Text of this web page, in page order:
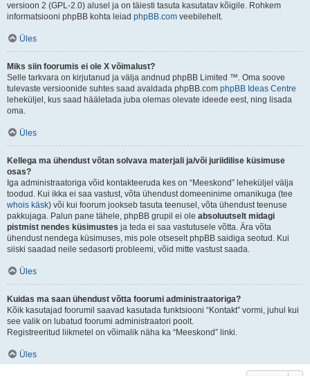
versioon 2 (GPL-2.0) alusel ja on täiesti tasuta kasutatav kõigile. Rohkem
informatsiooni phpBB kohta leiad phpBB.com veebilehelt.
Üles
Miks siin foorumis ei ole X võimalust?
Selle tarkvara on kirjutanud ja välja andnud phpBB Limited ™. Oma soove
tulevaste versioonide suhtes saad avaldada phpBB.com phpBB Ideas Centre
leheküljel, kus saad hääletada juba olemas olevate ideede eest, ning lisada
oma.
Üles
Kellega ma ühendust võtan solvava materjali ja/või juriidilise küsimuse
osas?
Iga administraatoriga võid kontakteeruda kes on “Meeskond” leheküljel välja
toodud. Kui ikka ei saa vastust, võta ühendust domeeninime omanikuga (tee
whois käsk) või kui foorum jookseb tasuta teenusel, võta ühendust teenuse
pakkujaga. Palun pane tähele, phpBB grupil ei ole absoluutselt midagi
pistmist nendes küsimustes ja teda ei saa vastutusele võtta. Ära võta
ühendust nendega küsimuses, mis pole otseselt phpBB saidiga seotud. Kui
siiski saadad neile sedasorti probleemi, võid mitte vastust saada.
Üles
Kuidas ma saan ühendust võtta foorumi administraatoriga?
Kõik kasutajad foorumil saavad kasutada funktsiooni “Kontakt” vormi, juhul kui
see valik on lubatud foorumi administraatori poolt.
Registreeritud liikmetel on võimalik näha ka “Meeskond” linki.
Üles